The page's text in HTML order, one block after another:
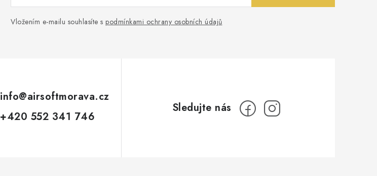
Vložením e-mailu souhlasíte s podmínkami ochrany osobních údajů
info@airsoftmorava.cz
+420 552 341 746